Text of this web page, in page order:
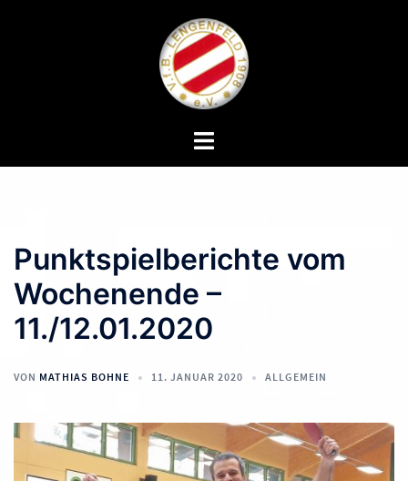
Menü
Punktspielberichte vom
Wochenende –
11./12.01.2020
VON MATHIAS BOHNE 11. JANUAR 2020 ALLGEMEIN